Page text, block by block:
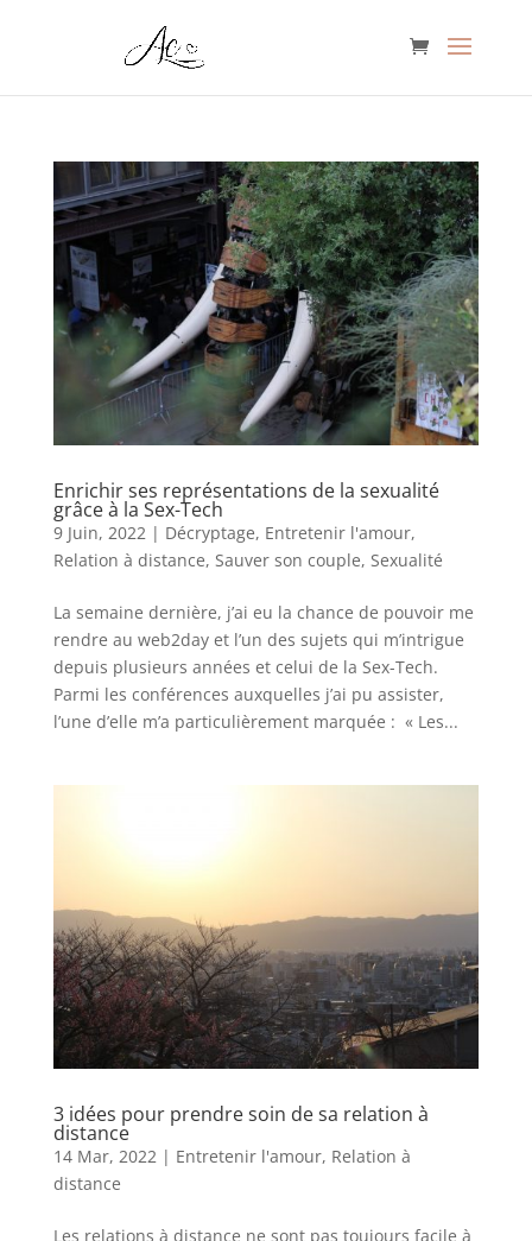
Enrichir ses représentations de la sexualité
grâce à la Sex-Tech
9 Juin, 2022| Décryptage, Entretenir l'amour,
Relation à distance, Sauver son couple, Sexualité
La semaine dernière, j’ai eu la chance de pouvoir me
rendre au web2day et l’un des sujets qui m’intrigue
depuis plusieurs années et celui de la Sex-Tech.
Parmi les conférences auxquelles j’ai pu assister,
l’une d’elle m’a particulièrement marquée : « Les...
3 idées pour prendre soin de sa relation à
distance
14 Mar, 2022| Entretenir l'amour, Relation à
distance
Les relations à distance ne sont pas toujours facile à